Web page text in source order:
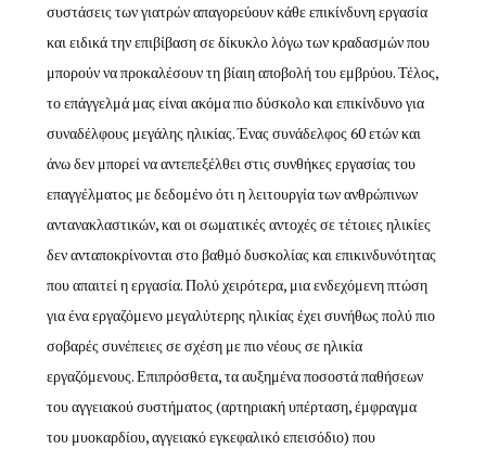
συστάσεις των γιατρών απαγορεύουν κάθε επικίνδυνη εργασία
και ειδικά την επιβίβαση σε δίκυκλο λόγω των κραδασμών που
μπορούν να προκαλέσουν τη βίαιη αποβολή του εμβρύου. Τέλος,
το επάγγελμά μας είναι ακόμα πιο δύσκολο και επικίνδυνο για
συναδέλφους μεγάλης ηλικίας. Ένας συνάδελφος 60 ετών και
άνω δεν μπορεί να αντεπεξέλθει στις συνθήκες εργασίας του
επαγγέλματος με δεδομένο ότι η λειτουργία των ανθρώπινων
αντανακλαστικών, και οι σωματικές αντοχές σε τέτοιες ηλικίες
δεν ανταποκρίνονται στο βαθμό δυσκολίας και επικινδυνότητας
που απαιτεί η εργασία. Πολύ χειρότερα, μια ενδεχόμενη πτώση
για ένα εργαζόμενο μεγαλύτερης ηλικίας έχει συνήθως πολύ πιο
σοβαρές συνέπειες σε σχέση με πιο νέους σε ηλικία
εργαζόμενους. Επιπρόσθετα, τα αυξημένα ποσοστά παθήσεων
του αγγειακού συστήματος (αρτηριακή υπέρταση, έμφραγμα
του μυοκαρδίου, αγγειακό εγκεφαλικό επεισόδιο) που